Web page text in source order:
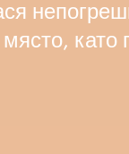
като